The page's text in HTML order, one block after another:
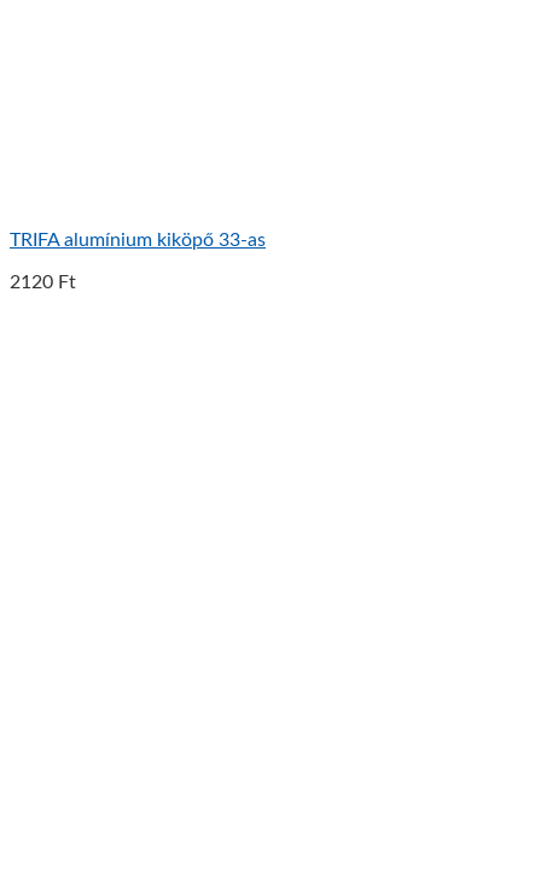
TRIFA alumínium kiköpő 33-as
2120 Ft